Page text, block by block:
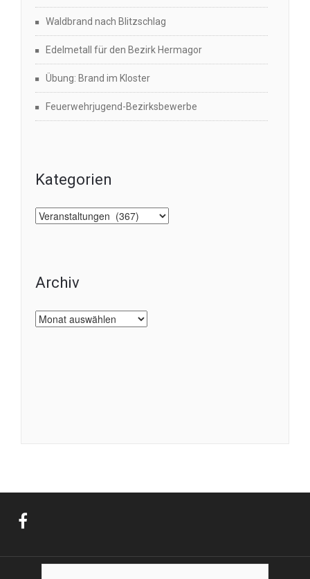
Waldbrand nach Blitzschlag
Edelmetall für den Bezirk Hermagor
Übung: Brand im Kloster
Feuerwehrjugend-Bezirksbewerbe
Kategorien
Kategorien
Archiv
Archiv